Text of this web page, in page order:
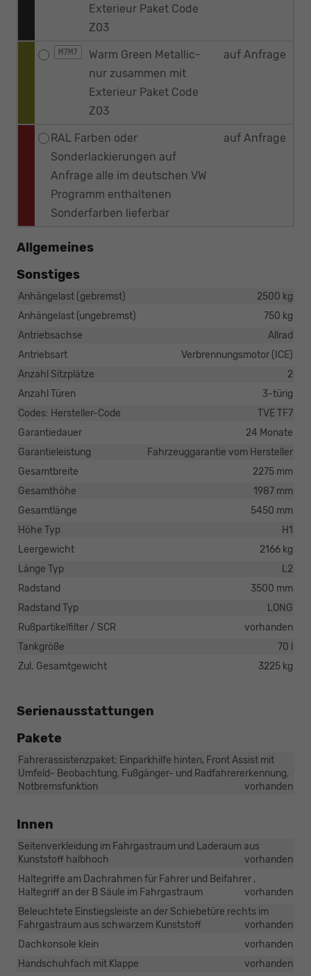
Exterieur Paket Code
Z03
M7M7
Warm Green Metallic-
nur zusammen mit
Exterieur Paket Code
Z03
auf Anfrage
RAL Farben oder
Sonderlackierungen auf
Anfrage alle im deutschen VW
Programm enthaltenen
Sonderfarben lieferbar
auf Anfrage
Allgemeines
Sonstiges
Anhängelast (gebremst)
2500 kg
Anhängelast (ungebremst)
750 kg
Antriebsachse
Allrad
Antriebsart
Verbrennungsmotor (ICE)
Anzahl Sitzplätze
2
Anzahl Türen
3-türig
Codes: Hersteller-Code
TVE TF7
Garantiedauer
24 Monate
Garantieleistung
Fahrzeuggarantie vom Hersteller
Gesamtbreite
2275 mm
Gesamthöhe
1987 mm
Gesamtlänge
5450 mm
Höhe Typ
H1
Leergewicht
2166 kg
Länge Typ
L2
Radstand
3500 mm
Radstand Typ
LONG
Rußpartikelfilter / SCR
vorhanden
Tankgröße
70 l
Zul. Gesamtgewicht
3225 kg
Serienausstattungen
Pakete
Fahrerassistenzpaket: Einparkhilfe hinten, Front Assist mit
Umfeld- Beobachtung, Fußgänger- und Radfahrererkennung,
Notbremsfunktion
vorhanden
Innen
Seitenverkleidung im Fahrgastraum und Laderaum aus
Kunststoff halbhoch
vorhanden
Haltegriffe am Dachrahmen für Fahrer und Beifahrer ,
Haltegriff an der B Säule im Fahrgastraum
vorhanden
Beleuchtete Einstiegsleiste an der Schiebetüre rechts im
Fahrgastraum aus schwarzem Kunststoff
vorhanden
Dachkonsole klein
vorhanden
Handschuhfach mit Klappe
vorhanden